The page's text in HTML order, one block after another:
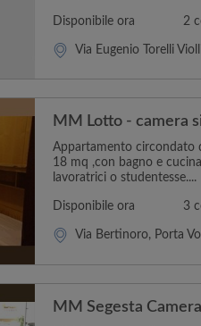
Disponibile ora 2
Via Eugenio Torelli Viollier,
MM Lotto - camera
Appartamento circondato
18 mq ,con bagno e
lavoratrici o studentesse....
Disponibile ora 3
Via Bertinoro, Porta Volta-
MM Segesta